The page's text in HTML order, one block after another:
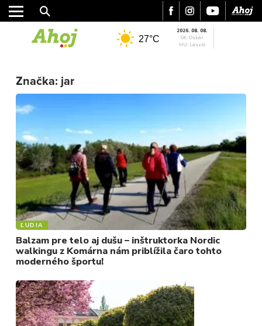
MESTO
REGIÓN
ŠPORT
KULTÚRA
FOTKY
VIDEO
MIX
27°C
2026. 08. 08.
SK: Oskár
HU: László
Značka: jar
ĽUDIA
Balzam pre telo aj dušu – inštruktorka Nordic
walkingu z Komárna nám priblížila čaro tohto
moderného športu!